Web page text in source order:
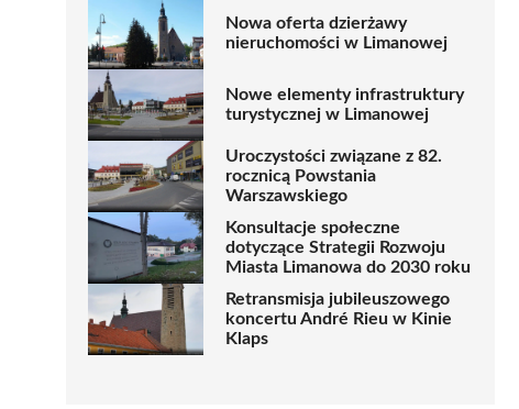
Nowa oferta dzierżawy
nieruchomości w Limanowej
Nowe elementy infrastruktury
turystycznej w Limanowej
Uroczystości związane z 82.
rocznicą Powstania
Warszawskiego
Konsultacje społeczne
dotyczące Strategii Rozwoju
Miasta Limanowa do 2030 roku
Retransmisja jubileuszowego
koncertu André Rieu w Kinie
Klaps